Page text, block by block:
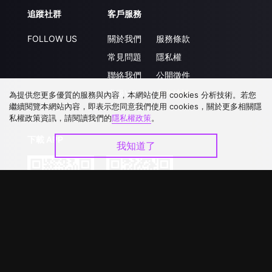
追蹤社群
FOLLOW US
客戶服務
關於我們
常見問題
聯絡我們
升級VIP
服務條款
隱私權
公開徵件
合作洽談
為提供您更多優質的服務與內容，本網站使用 cookies 分析技術。若您
繼續閱覽本網站內容，即表示您同意我們使用 cookies，關於更多相關隱
私權政策資訊，請閱讀我們的隱私權政策。
我知道了